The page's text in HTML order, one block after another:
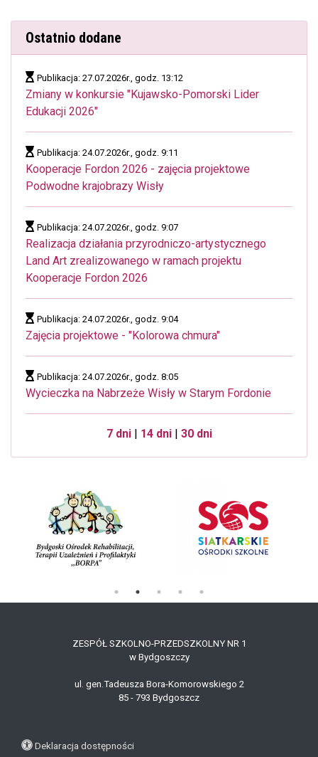
Ostatnio dodane
Publikacja: 27.07.2026r., godz. 13:12
Zmiany w konkursie "Kujawsko-Pomorski Lider
Edukacji 2026"
Publikacja: 24.07.2026r., godz. 9:11
Kooperacje Fordon 2026 - zajęcia projektowe
Podwodne krajobrazy Wisły
Publikacja: 24.07.2026r., godz. 9:07
Realizacja działania przyrodniczo-artystycznego
Land Art zrealizowanego w ramach projektu
Kooperacje Fordon 2026
Publikacja: 24.07.2026r., godz. 9:04
Zajęcia projektowe - "Kolorowa chmura"
Publikacja: 24.07.2026r., godz. 8:05
Wycieczka na Nabrzeże Wisły w Starym Fordonie
7 dni| 14 dni| 30 dni
ZESPÓŁ SZKOLNO-PRZEDSZKOLNY NR 1
w Bydgoszczy
ul. gen.Tadeusza Bora-Komorowskiego 2
85 - 793 Bydgoszcz
Deklaracja dostępności